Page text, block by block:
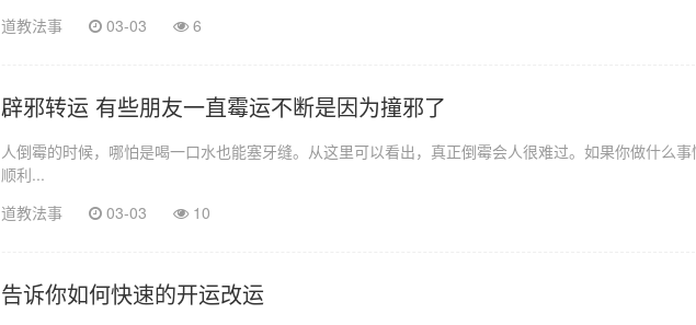
道教法事
03-03 6
辟邪转运 有些朋友一直霉运不断是因为撞邪了
人倒霉的时候，哪怕是喝一口水也能塞牙缝。从这里可以看出，真正倒霉会人很难过。如果你做什么事
顺利...
道教法事
03-03 10
告诉你如何快速的开运改运